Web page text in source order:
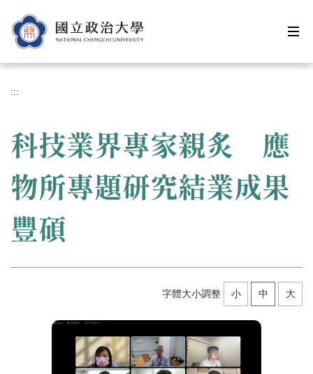
到
主
內
區
:::
科技業界專家親炙 應
物所專題研究結業成果
豐碩
字體大小調整 小 中 大